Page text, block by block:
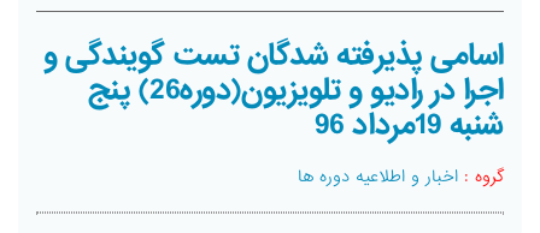
اسامی پذیرفته شدگان تست گویندگی و
اجرا در رادیو و تلویزیون(دوره26) پنج
شنبه 19مرداد 96
گروه : اخبار و اطلاعیه دوره ها